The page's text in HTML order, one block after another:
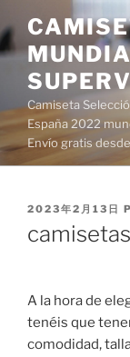
al
contenido
Camiseta
España 2022
Envío gratis
PUBLICADO
2023年2月13日
A la hora de
tenéis que
comodidad,